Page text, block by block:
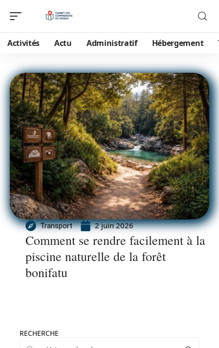
Activités Actu Administratif Hébergement
Transport 2 juin 2026
Comment se rendre facilement à la
piscine naturelle de la forêt
bonifatu
RECHERCHE